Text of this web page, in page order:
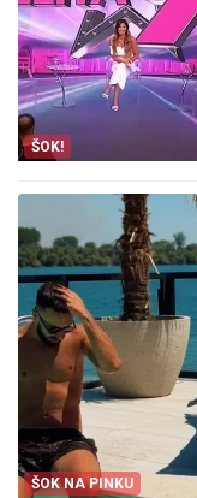
ŠOK!
ŠOK NA PINKU